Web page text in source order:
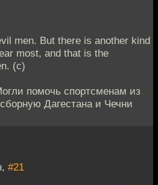
men. But there is another kind
most, and that is the
(c)
помочь спортсменам из
Дагестана и Чечни
#21